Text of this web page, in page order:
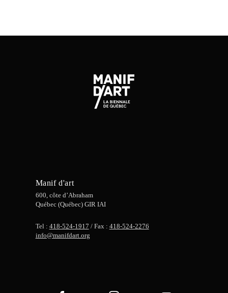
Manif d'art
600, côte d’Abraham
Québec (Québec) GIR IAI
Tel : 418-524-1917 / Fax : 418-524-2276
info@manifdart.org